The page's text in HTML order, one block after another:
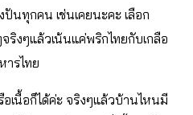
ปันทุกคน เช่นเคยนะคะ เลือก
ริงๆแล้วเน้นแค่พริกไทยกับเกลือ
ารไทย
เนื้อก็ได้ค่ะ จริงๆแล้วบ้านไหนมี